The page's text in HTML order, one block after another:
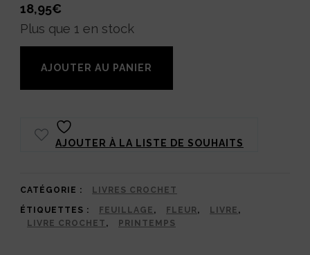
18,95€
Plus que 1 en stock
feuillages
crochet
:
AJOUTER AU PANIER
AJOUTER À LA LISTE DE SOUHAITS
CATÉGORIE : LIVRES CROCHET
ÉTIQUETTES : FEUILLAGE , FLEUR , LIVRE ,
LIVRE CROCHET , PRINTEMPS